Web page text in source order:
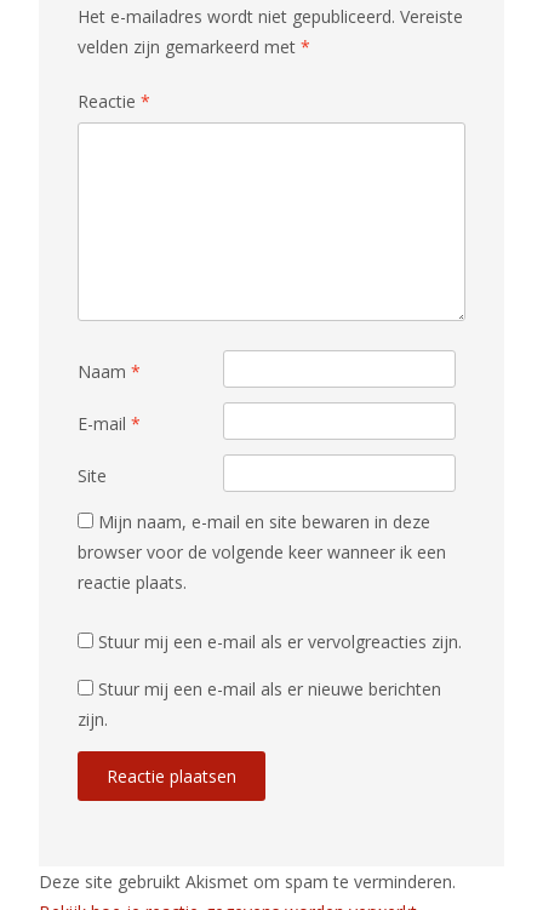
Het e-mailadres wordt niet gepubliceerd. Vereiste
velden zijn gemarkeerd met *
Reactie *
Naam *
E-mail *
Site
Mijn naam, e-mail en site bewaren in deze
browser voor de volgende keer wanneer ik een
reactie plaats.
Stuur mij een e-mail als er vervolgreacties zijn.
Stuur mij een e-mail als er nieuwe berichten
zijn.
Deze site gebruikt Akismet om spam te verminderen.